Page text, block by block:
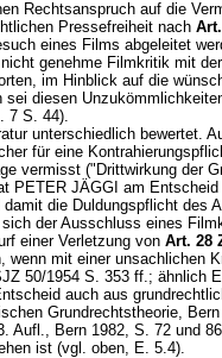
Rechtsanspruch auf die
Pressefreiheit nach
eines Films abgeleitet
genehme Filmkritik mit
im Hinblick auf die
diesen
7 S. 44).
unterschiedlich bewertet.
für eine
vermisst ("Drittwirkung der
PETER JÄGGI am
die Duldungspflicht des
der Ausschluss eines
einer Verletzung von Art. 28
wenn mit einer unsachlichen
50/1954 S. 353 ff.; ähnlich
auch aus
Grundrechtstheorie,
Aufl., Bern 1982, S. 72 und
ist (vgl. oben, E. 5.4).